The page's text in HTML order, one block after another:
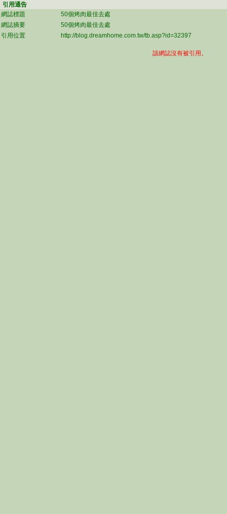
引用通告
網誌標題
50個烤肉最佳去處
網誌摘要
50個烤肉最佳去處
引用位置
http://blog.dreamhome.com.tw/tb.asp?id=32397
該網誌沒有被引用。